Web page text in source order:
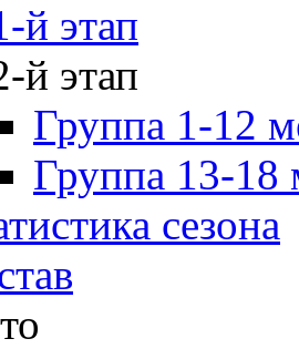
й этап
й этап
Группа 1-12
Группа 13-18
сезона